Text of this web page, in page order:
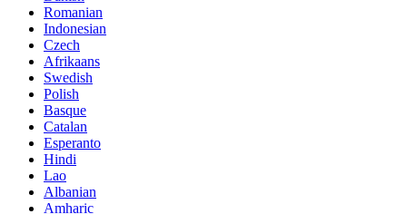
Romanian
Indonesian
Czech
Afrikaans
Swedish
Polish
Basque
Catalan
Esperanto
Hindi
Lao
Albanian
Amharic